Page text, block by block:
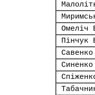
Омеліч
Пінчук